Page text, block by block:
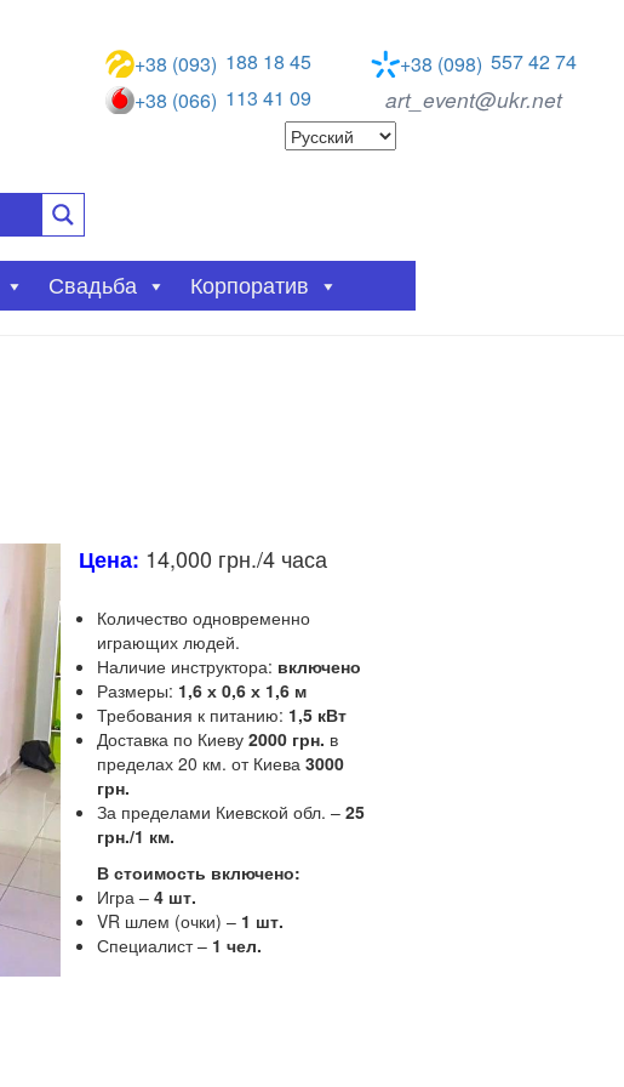
+38 (093) 188 18 45 +38 (098) 557 42 74
+38 (066) 113 41 09 art_event@ukr.net
Свадьба Корпоратив
Цена: 14,000 грн./4 часа
Количество одновременно
играющих людей.
Наличие инструктора: включено
Размеры: 1,6 х 0,6 х 1,6 м
Требования к питанию: 1,5 кВт
Доставка по Киеву 2000 грн. в
пределах 20 км. от Киева 3000
грн.
За пределами Киевской обл. – 25
грн./1 км.
В стоимость включено:
Игра – 4 шт.
VR шлем (очки) – 1 шт.
Специалист – 1 чел.